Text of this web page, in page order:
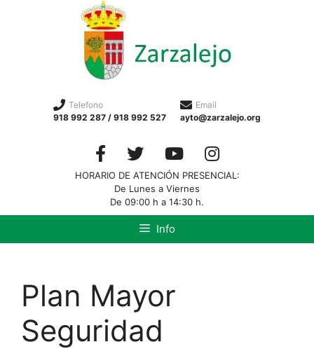
Telefono
918 992 287 / 918 992 527
Email
ayto@zarzalejo.org
HORARIO DE ATENCIÓN PRESENCIAL:
De Lunes a Viernes
De 09:00 h a 14:30 h.
Info
Plan Mayor
Seguridad